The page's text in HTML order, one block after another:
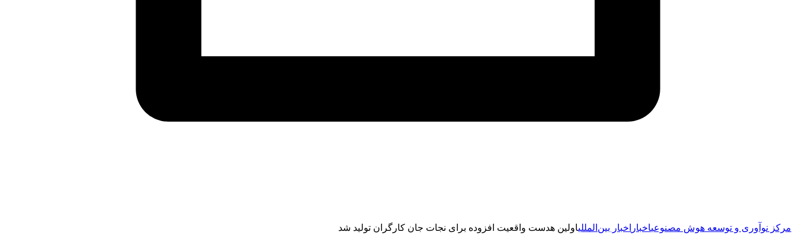
مرکز نوآوری و توسعه هوش مصنوعیاخبار اخبار بین‌المللیاولین هدست واقعیت افزوده برای نجات جان کارگران تولید شد